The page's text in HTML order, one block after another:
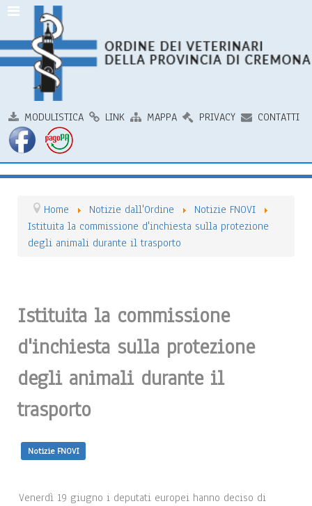
MODULISTICA LINK MAPPA PRIVACY CONTATTI
Home Notizie dall'Ordine
Notizie FNOVI
Istituita la commissione d'inchiesta sulla protezione
degli animali durante il trasporto
Istituita la commissione
d'inchiesta sulla protezione
degli animali durante il
trasporto
Notizie FNOVI
Venerdì 19 giugno i deputati europei hanno deciso di